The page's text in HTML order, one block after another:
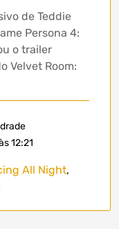
de Teddie
Persona 4:
o trailer
Velvet Room:
12:21
All Night,